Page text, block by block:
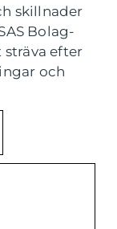
skillnader
Bolag-
efter
och